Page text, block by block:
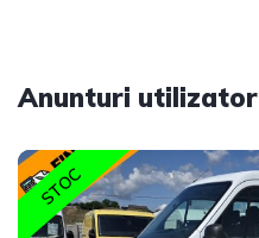
Anunturi utilizator
STOC